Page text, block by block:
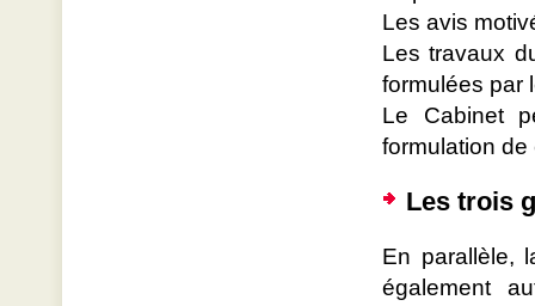
Les avis
Les travaux
formulées par
Le Cabinet
formulation de
Les trois
En parallèle,
également